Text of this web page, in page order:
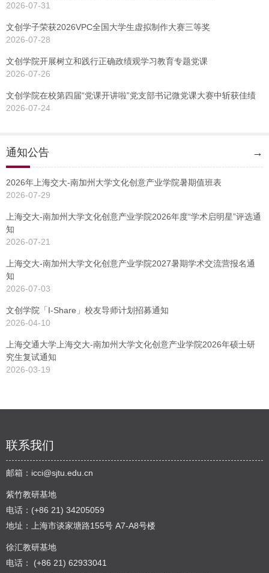
2026-07-31
文创学子荣获2026VPC全国大学生虚拟制作大赛三等奖
2026-07-28
文创学院开展树立和践行正确政绩观学习教育专题党课
2026-07-26
文创学院在校第四届“党课开讲啦”党支部书记微党课大赛中斩获佳绩
2026-07-24
通知公告 →
2026年上海交大-南加州大学文化创意产业学院暑期值班表
2026-07-29
上海交大-南加州大学文化创意产业学院2026年度“学术启明星”评选通
知
2026-07-21
上海交大-南加州大学文化创意产业学院2027暑期学术交流营报名通
知
2026-07-03
文创学院「I-Share」校友导师计划招募通知
2026-04-10
上海交通大学上海交大-南加州大学文化创意产业学院2026年硕士研
究生复试通知
2026-03-19
联系我们
邮箱： icci@sjtu.edu.cn
紫竹教研基地
电话：(+86 21) 34205059
地址：上海市谈家塘路155号 A7-A8号楼
徐汇教研基地
电话： (+86 21) 62933041